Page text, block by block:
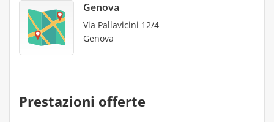
Genova
Via Pallavicini 12/4
Genova
Prestazioni offerte